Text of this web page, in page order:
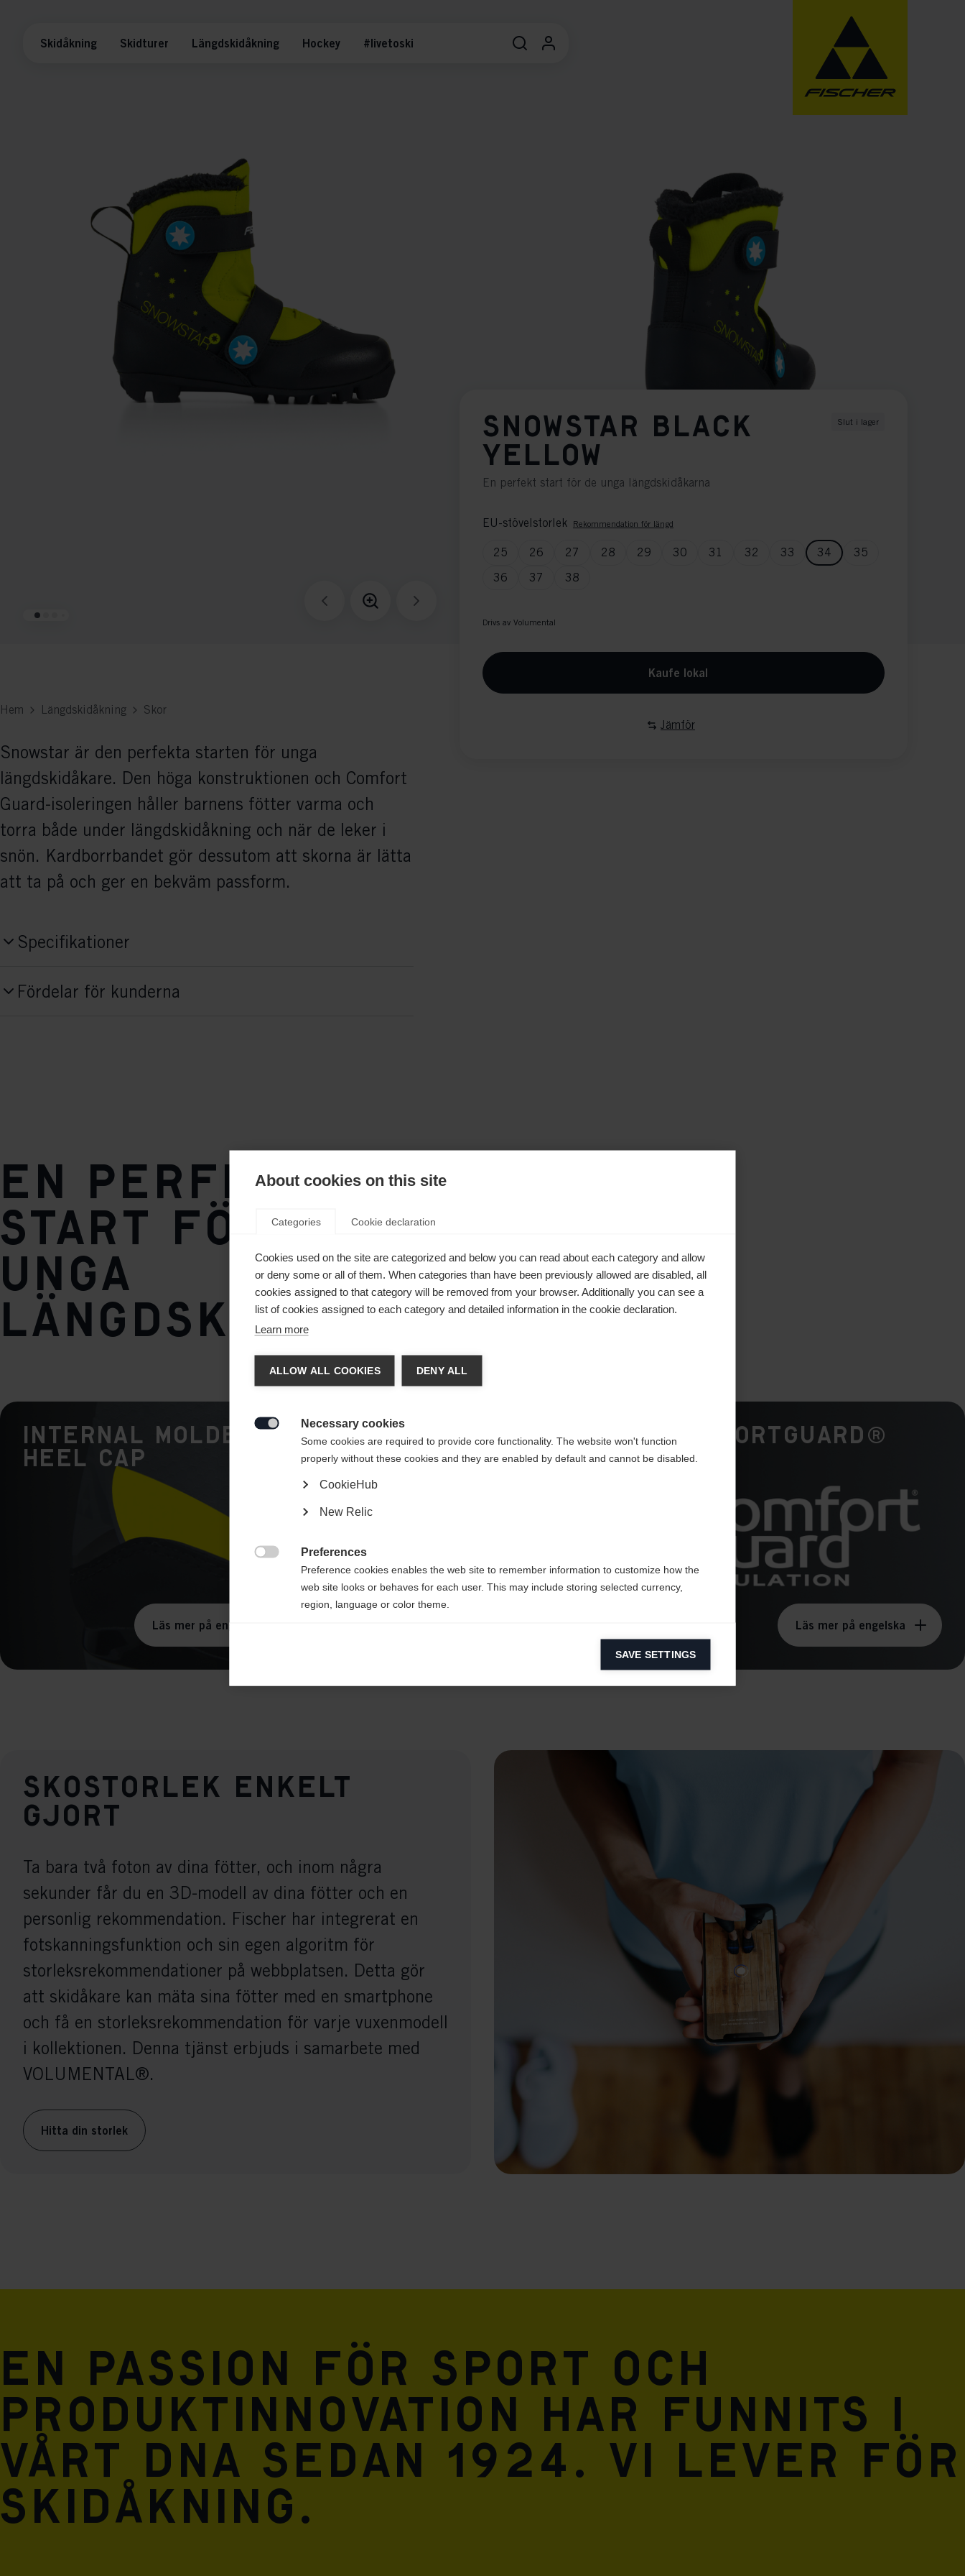
Skidåkning Skidturer Längdskidåkning Hockey #livetoski
SNOWSTAR BLACK
YELLOW
En perfekt start för de unga längdskidåkarna
Slut i lager
EU-stövelstorlek Rekommendation för längd
25 26 27 28 29 30 31 32 33 34
35
36
37 38
Drivs av Volumental
Kaufe lokal
Jämför
Hem Längdskidåkning Skor
Snowstar är den perfekta starten för unga
längdskidåkare. Den höga konstruktionen och Comfort
Guard-isoleringen håller barnens fötter varma och
torra både under längdskidåkning och när de leker i
snön. Kardborrbandet gör dessutom att skorna är lätta
att ta på och ger en bekväm passform.
Specifikationer
S41025
mjuk
Skosula
TURNAMIC® Junior
Fördelar för kunderna
En perfekt
start för de
unga
längdskidåkarna
Internal Molded
Heel Cap
Läs mer på engelska
Velcro Strap ComfortGuard®
Läs mer på engelska
Skostorlek enkelt
gjort
Ta bara två foton av dina fötter, och inom några
sekunder får du en 3D-modell av dina fötter och en
personlig rekommendation. Fischer har integrerat en
fotskanningsfunktion och sin egen algoritm för
storleksrekommendationer på webbplatsen. Detta gör
att skidåkare kan mäta sina fötter med en smartphone
och få en storleksrekommendation för varje vuxenmodell
i kollektionen. Denna tjänst erbjuds i samarbete med
VOLUMENTAL®.
Hitta din storlek
En passion för sport och
produktinnovation har funnits i
vårt DNA sedan 1924. Vi lever för
skidåkning.
Ändra språk
States (English)-butiken?
Ja, jag vill gärna bli omdirigerad
About cookies on this site
Categories Cookie declaration
Cookies used on the site are categorized and below you can read about each category and allow
or deny some or all of them. When categories than have been previously allowed are disabled, all
cookies assigned to that category will be removed from your browser. Additionally you can see a
list of cookies assigned to each category and detailed information in the cookie declaration.
Learn more
ALLOW ALL COOKIES DENY ALL
Necessary cookies
Some cookies are required to provide core functionality. The website won't function
properly without these cookies and they are enabled by default and cannot be disabled.
CookieHub
New Relic
Preferences
Preference cookies enables the web site to remember information to customize how the
web site looks or behaves for each user. This may include storing selected currency,
region, language or color theme.
Analytical cookies help us improve our website by collecting and reporting information on
permission for personalized advertising across various platforms.
SAVE SETTINGS